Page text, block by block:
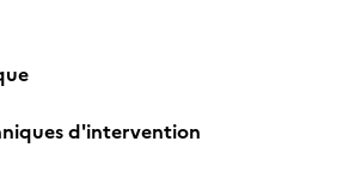
d'intervention